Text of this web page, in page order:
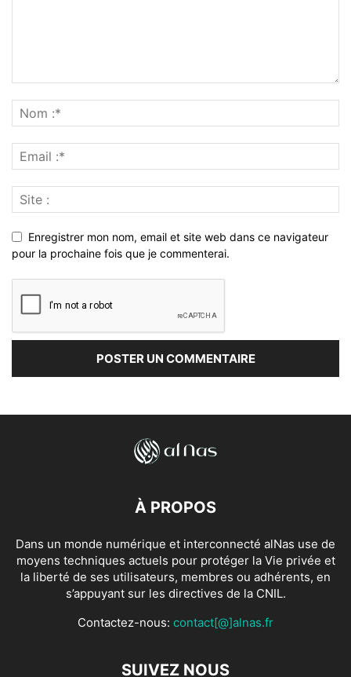
Enregistrer mon nom, email et site web dans ce navigateur
pour la prochaine fois que je commenterai.
À PROPOS
Dans un monde numérique et interconnecté alNas use de
moyens techniques actuels pour protéger la Vie privée et
la liberté de ses utilisateurs, membres ou adhérents, en
s’appuyant sur les directives de la CNIL.
Contactez-nous: contact[@]alnas.fr
SUIVEZ NOUS